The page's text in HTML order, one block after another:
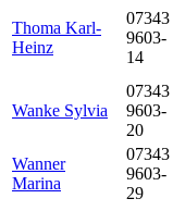
Thoma Karl-
Heinz
07343
9603-
14
Wanke Sylvia
07343
9603-
20
Wanner
Marina
07343
9603-
29